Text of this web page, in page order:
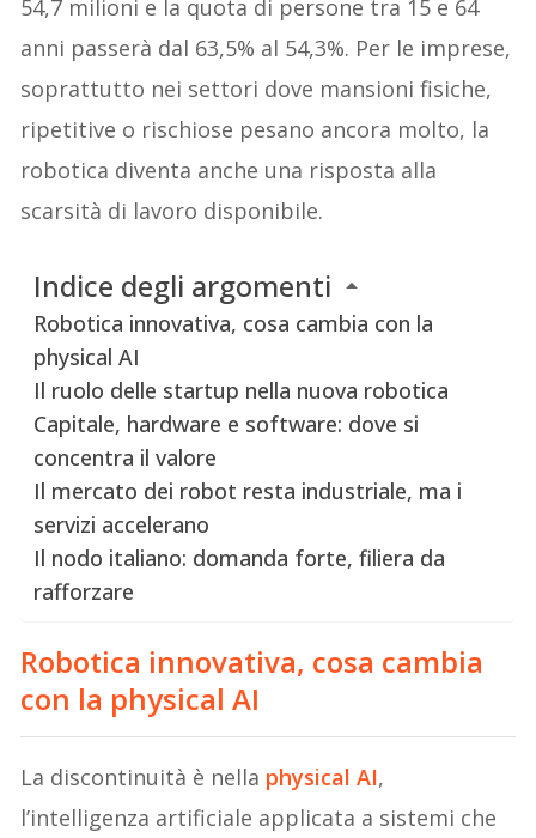
54,7 milioni e la quota di persone tra 15 e 64
anni passerà dal 63,5% al 54,3%. Per le imprese,
soprattutto nei settori dove mansioni fisiche,
ripetitive o rischiose pesano ancora molto, la
robotica diventa anche una risposta alla
scarsità di lavoro disponibile.
Indice degli argomenti
Robotica innovativa, cosa cambia con la
physical AI
Il ruolo delle startup nella nuova robotica
Capitale, hardware e software: dove si
concentra il valore
Il mercato dei robot resta industriale, ma i
servizi accelerano
Il nodo italiano: domanda forte, filiera da
rafforzare
Robotica innovativa, cosa cambia
con la physical AI
La discontinuità è nella physical AI,
l’intelligenza artificiale applicata a sistemi che